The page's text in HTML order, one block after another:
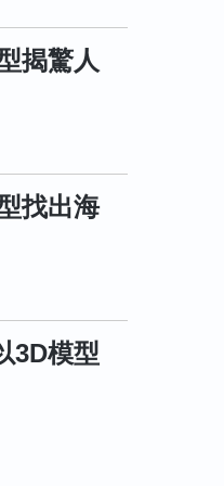
揭驚人
找出海
3D模型